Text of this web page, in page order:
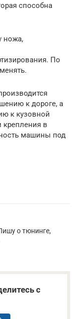
способна
ножа,
По
к дороге, а
к кузовной
крепления в
машины под
о тюнинге,
с